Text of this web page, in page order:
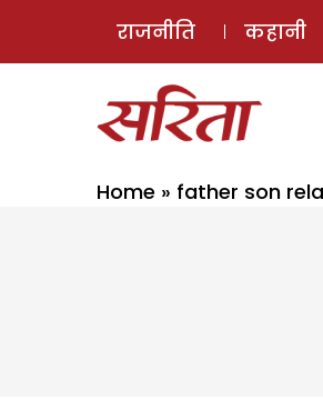
राजनीति कहानी
Home » father son